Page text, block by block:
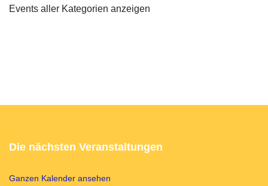
Events aller Kategorien anzeigen
Die nächsten Veranstaltungen
Ganzen Kalender ansehen